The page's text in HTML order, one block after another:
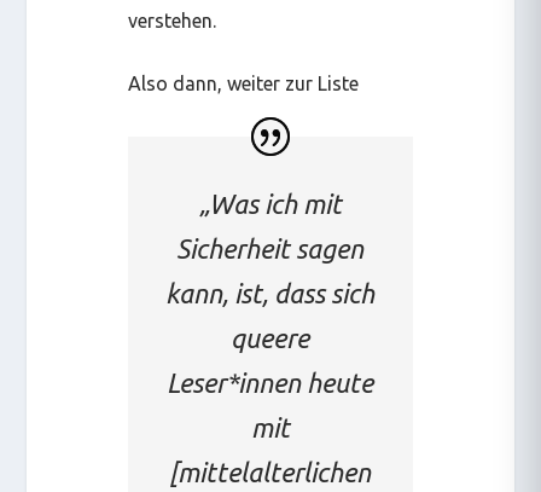
verstehen.
Also dann, weiter zur Liste
„Was ich mit
Sicherheit sagen
kann, ist, dass sich
queere
Leser*innen heute
mit
[mittelalterlichen